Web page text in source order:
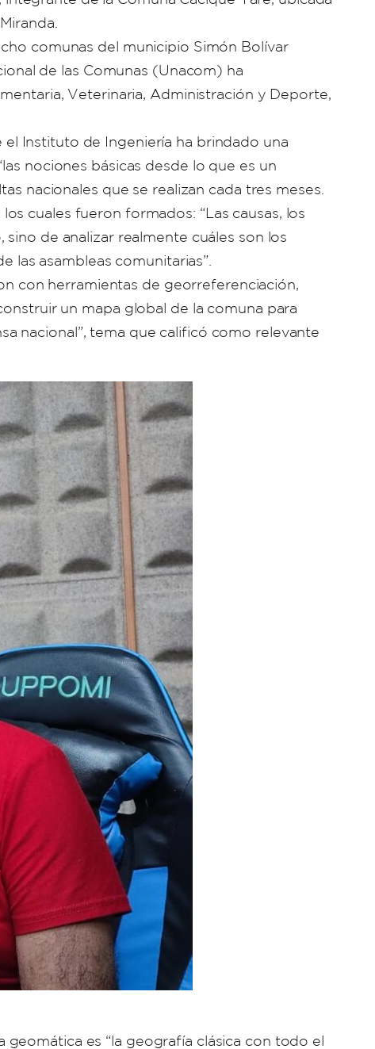
comunas del municipio Simón Bolívar
de las Comunas (Unacom) ha
Veterinaria, Administración y Deporte,
Instituto de Ingeniería ha brindado una
nociones básicas desde lo que es un
nacionales que se realizan cada tres meses.
cuales fueron formados: “Las causas, los
de analizar realmente cuáles son los
asambleas comunitarias”.
con herramientas de georreferenciación,
un mapa global de la comuna para
nacional”, tema que calificó como relevante
es “la geografía clásica con todo el